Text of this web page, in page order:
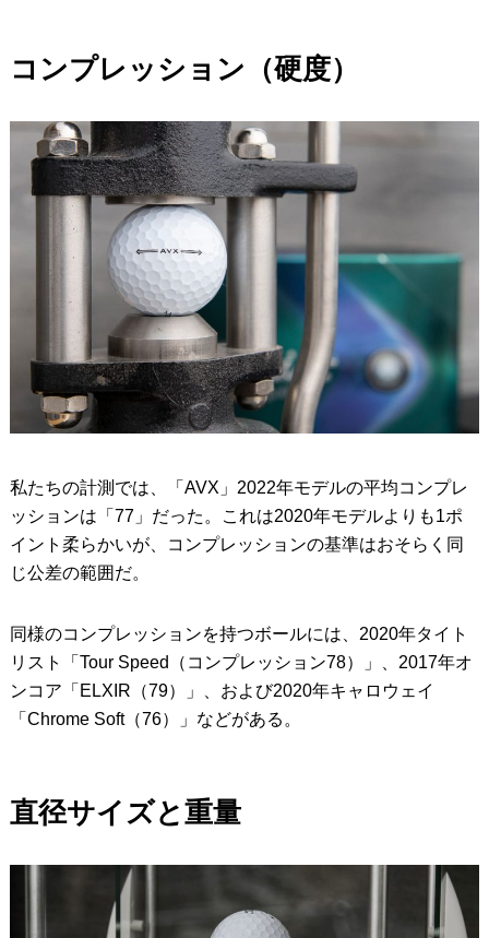
コンプレッション（硬度）
私たちの計測では、「AVX」2022年モデルの平均コンプレ
ッションは「77」だった。これは2020年モデルよりも1ポ
イント柔らかいが、コンプレッションの基準はおそらく同
じ公差の範囲だ。
同様のコンプレッションを持つボールには、2020年タイト
リスト「Tour Speed（コンプレッション78）」、2017年オ
ンコア「ELXIR（79）」、および2020年キャロウェイ
「Chrome Soft（76）」などがある。
直径サイズと重量